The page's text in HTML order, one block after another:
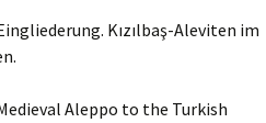
Kızılbaş-Aleviten im
Aleppo to the Turkish